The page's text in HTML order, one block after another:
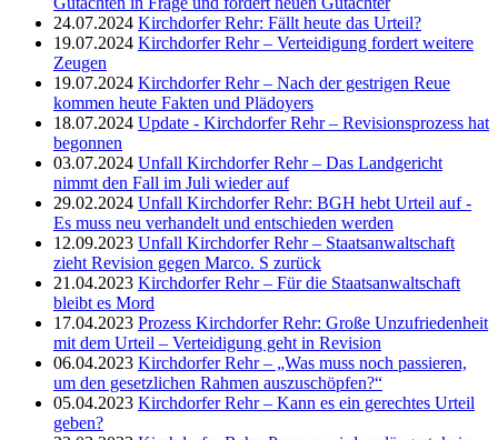
24.07.2024 Kirchdorfer Rehr: Fällt heute das Urteil?
19.07.2024 Kirchdorfer Rehr – Verteidigung fordert weitere
Zeugen
19.07.2024 Kirchdorfer Rehr – Nach der gestrigen Reue
kommen heute Fakten und Plädoyers
18.07.2024 Update - Kirchdorfer Rehr – Revisionsprozess hat
begonnen
03.07.2024 Unfall Kirchdorfer Rehr – Das Landgericht
nimmt den Fall im Juli wieder auf
29.02.2024 Unfall Kirchdorfer Rehr: BGH hebt Urteil auf -
Es muss neu verhandelt und entschieden werden
12.09.2023 Unfall Kirchdorfer Rehr – Staatsanwaltschaft
zieht Revision gegen Marco. S zurück
21.04.2023 Kirchdorfer Rehr – Für die Staatsanwaltschaft
bleibt es Mord
17.04.2023 Prozess Kirchdorfer Rehr: Große Unzufriedenheit
mit dem Urteil – Verteidigung geht in Revision
06.04.2023 Kirchdorfer Rehr – „Was muss noch passieren,
um den gesetzlichen Rahmen auszuschöpfen?“
05.04.2023 Kirchdorfer Rehr – Kann es ein gerechtes Urteil
geben?